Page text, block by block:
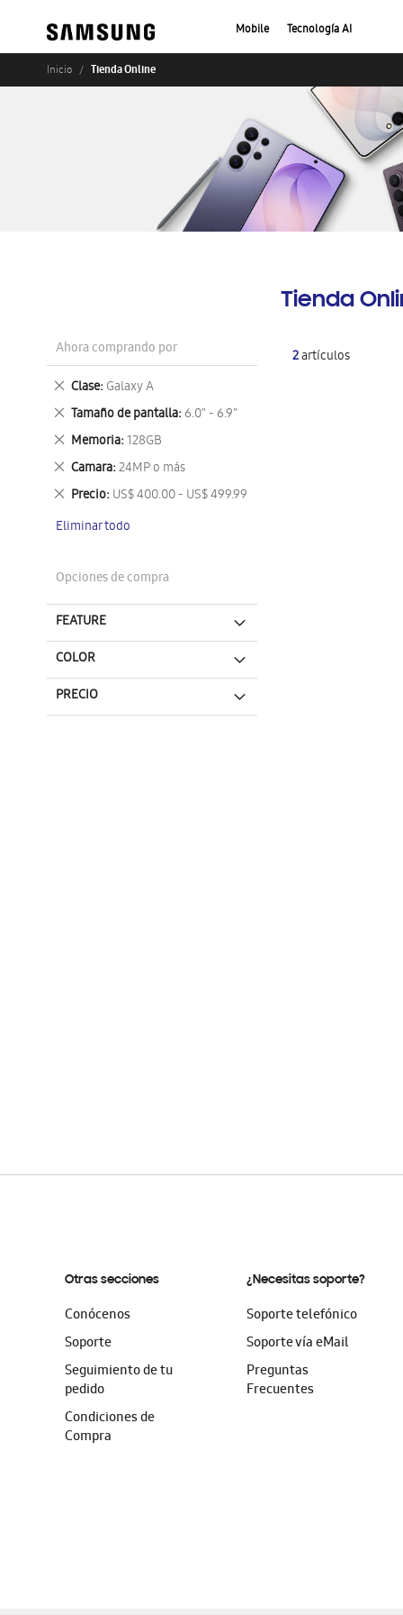
Mobile Tecnología AI
Inicio Tienda Online
Tienda
2artículos
Ahora comprando por
Clase Galaxy A
Eliminar
este
artículo
Tamaño de pantalla 6.0" - 6.9"
Eliminar
este
artículo
Memoria 128GB
Eliminar
este
artículo
Camara 24MP o más
Eliminar
este
artículo
Precio US$ 400.00 - US$ 499.99
Eliminar
artículo
Eliminar todo
Opciones de compra
FEATURE
COLOR
PRECIO
Otras secciones
Conócenos
Soporte
Seguimiento de tu
pedido
Condiciones de
Compra
¿Necesitas soporte?
Soporte telefónico
Soporte vía eMail
Preguntas
Frecuentes